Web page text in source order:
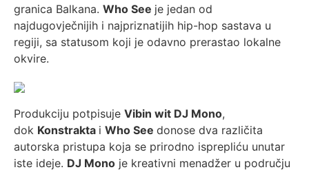
granica Balkana. Who See je jedan od
najdugovječnijih i najpriznatijih hip-hop sastava u
regiji, sa statusom koji je odavno prerastao lokalne
okvire.
Produkciju potpisuje Vibin wit DJ Mono,
dok Konstrakta i Who See donose dva različita
autorska pristupa koja se prirodno isprepliću unutar
iste ideje. DJ Mono je kreativni menadžer u području